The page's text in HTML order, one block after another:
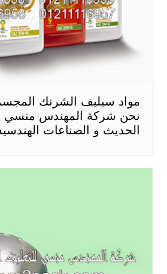
مواد سيليف الشرنك
نحن شركة المهندس منسي
الحديث و الصناعات